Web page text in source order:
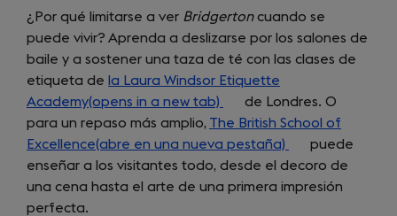
¿Por qué limitarse a ver Bridgertoncuando se
puede vivir? Aprenda a deslizarse por los salones de
baile y a sostener una taza de té con las clases de
etiqueta de la Laura Windsor Etiquette
Academy(opens in a new tab)
(opens
in
a
new
tab)
de Londres. O
para un repaso más amplio, The British School of
Excellence(abre en una nueva pestaña)
(opens
in
a
puede
enseñar a los visitantes todo, desde el decoro de
una cena hasta el arte de una primera impresión
perfecta.